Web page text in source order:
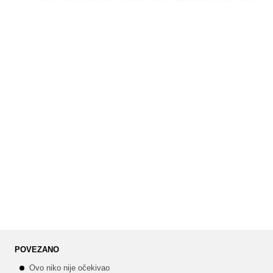
POVEZANO
Ovo niko nije očekivao